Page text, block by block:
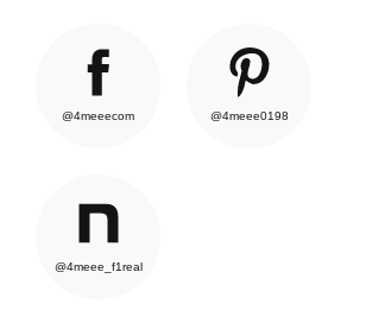
@4meeecom @4meee0198
@4meee_f1real